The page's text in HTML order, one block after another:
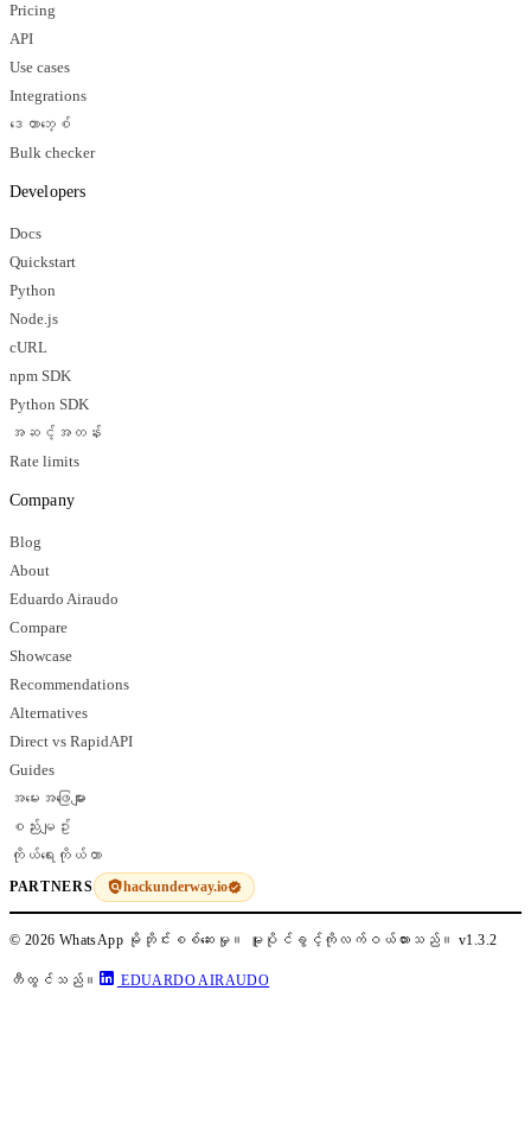
Pricing
API
Use cases
Integrations
ဒေတာဘေ့စ်
Bulk checker
Developers
Docs
Quickstart
Python
Node.js
cURL
npm SDK
Python SDK
အဆင့်အတန်း
Rate limits
Company
Blog
About
Eduardo Airaudo
Compare
Showcase
Recommendations
Alternatives
Direct vs RapidAPI
Guides
အမေးအဖြေများ
စည်းမျဥ်း
ကိုယ်ရေးကိုယ်တာ
PARTNERS hackunderway.io
© 2026 WhatsApp မိုဘိုင်းစစ်ဆေးမှု။ မူပိုင်ခွင့်ကိုလက်ဝယ်ထားသည်။ v1.3.2
တီထွင်သည်။ EDUARDO AIRAUDO